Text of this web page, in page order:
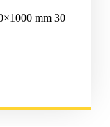
mm 30